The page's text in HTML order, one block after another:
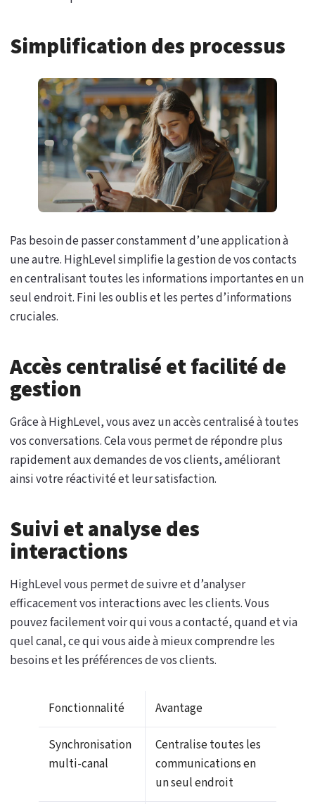
Simplification des processus
Pas besoin de passer constamment d’une application à
une autre. HighLevel simplifie la gestion de vos contacts
en centralisant toutes les informations importantes en un
seul endroit. Fini les oublis et les pertes d’informations
cruciales.
Accès centralisé et facilité de
gestion
Grâce à HighLevel, vous avez un accès centralisé à toutes
vos conversations. Cela vous permet de répondre plus
rapidement aux demandes de vos clients, améliorant
ainsi votre réactivité et leur satisfaction.
Suivi et analyse des
interactions
HighLevel vous permet de suivre et d’analyser
efficacement vos interactions avec les clients. Vous
pouvez facilement voir qui vous a contacté, quand et via
quel canal, ce qui vous aide à mieux comprendre les
besoins et les préférences de vos clients.
Fonctionnalité Avantage
Synchronisation
multi-canal
Centralise toutes les
communications en
un seul endroit